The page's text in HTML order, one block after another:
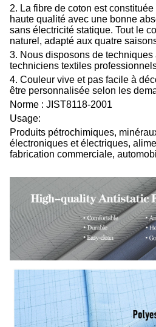
2. La fibre de coton est
haute qualité avec une bonne
sans électricité statique. Tout le
naturel, adapté aux quatre
3. Nous disposons de techniques
techniciens textiles
4. Couleur vive et pas facile à
être personnalisée selon les
Norme : JIST8118-2001
Usage:
Produits pétrochimiques,
électroniques et électriques,
fabrication commerciale,